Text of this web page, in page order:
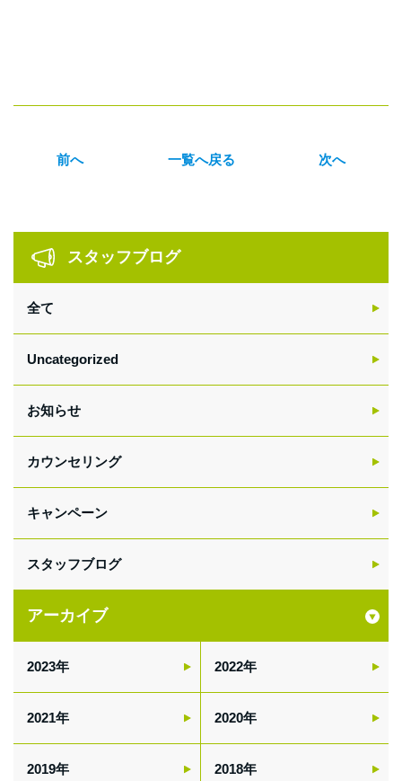
前へ 一覧へ戻る 次へ
sidebarスタッフブログ
全て
Uncategorized
お知らせ
カウンセリング
キャンペーン
スタッフブログ
アーカイブ
2023 2022
2021 2020
2019 2018